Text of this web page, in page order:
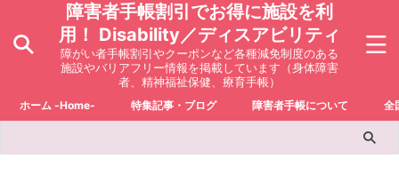
障害者手帳割引でお得に施設を利
用！ Disability／ディスアビリティ
障がい者手帳割引やクーポンなど各種減免制度のある
施設やバリアフリー情報を掲載しています（身体障害
者、精神福祉保健、療育手帳）
ホーム -Home- 特集記事・ブログ 障害者手帳について 全